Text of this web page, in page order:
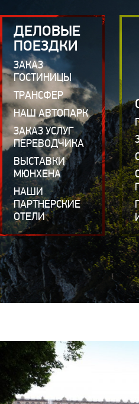
ДЕЛОВЫЕ
ПОЕЗДКИ
ЗАКАЗ
ГОСТИНИЦЫ
ТРАНСФЕР
НАШ АВТОПАРК
ЗАКАЗ УСЛУГ
ПЕРЕВОДЧИКА
ВЫСТАВКИ
МЮНХЕНА
НАШИ
ПАРТНЕРСКИЕ
ОТЕЛИ